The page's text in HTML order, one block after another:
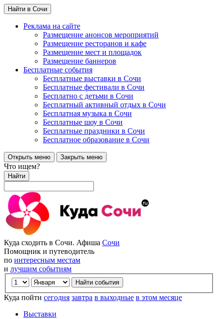
Найти в Сочи
Реклама на сайте
Размещение анонсов мероприятий
Размещение ресторанов и кафе
Размещение мест и площадок
Размещение баннеров
Бесплатные события
Бесплатные выставки в Сочи
Бесплатные фестивали в Сочи
Бесплатно с детьми в Сочи
Бесплатный активный отдых в Сочи
Бесплатная музыка в Сочи
Бесплатные шоу в Сочи
Бесплатные праздники в Сочи
Бесплатное образование в Сочи
Открыть меню Закрыть меню
Что ищем?
Найти
Куда сходить в Сочи. Афиша Сочи
Помощник и путеводитель
по интересным местам
и лучшим событиям
Куда пойти сегодня завтра в выходные в этом месяце
Выставки